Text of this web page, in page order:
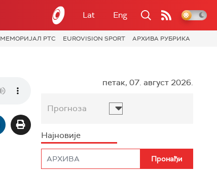
Lat Eng
МЕМОРИЈАЛ РТС EUROVISION SPORT АРХИВА РУБРИКА
петак, 07. август 2026.
Прогноза
Најновије